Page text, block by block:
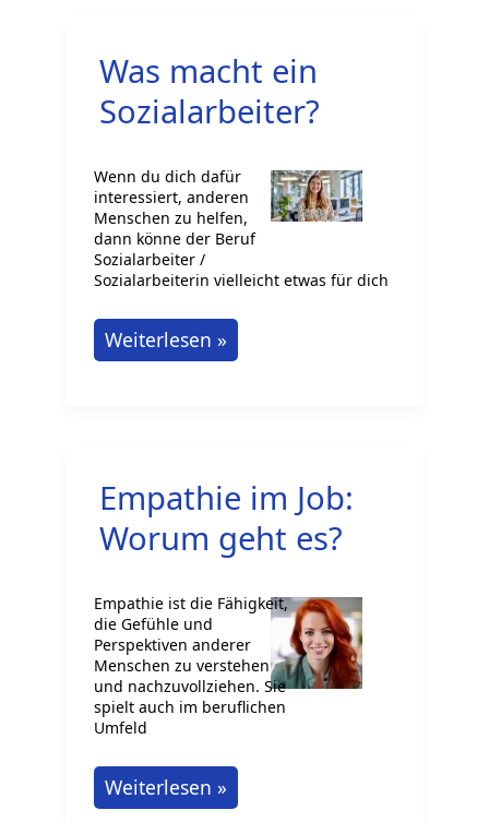
möglich?
Was macht ein
Sozialarbeiter?
Wenn du dich dafür
interessiert, anderen
Menschen zu helfen,
dann könne der Beruf
Sozialarbeiter /
Sozialarbeiterin vielleicht etwas für dich
Was
macht
Weiterlesen »
Empathie im Job:
Worum geht es?
Empathie ist die Fähigkeit,
die Gefühle und
Perspektiven anderer
Menschen zu verstehen
und nachzuvollziehen. Sie
spielt auch im beruflichen
Umfeld
Empathie
Weiterlesen »